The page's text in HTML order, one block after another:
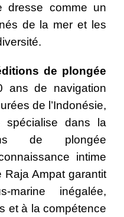
dresse comme un
de la mer et les
de plongée
ans de navigation
de l’Indonésie,
spécialise dans la
de plongée
intime
Ampat garantit
marine inégalée,
et à la compétence